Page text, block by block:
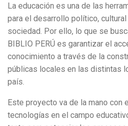
La educación es una de las
para el desarrollo político,
sociedad. Por ello, lo que se
BIBLIO PERÚ es garantizar el
conocimiento a través de la
públicas locales en las distintas
país.
Este proyecto va de la mano con
tecnologías en el campo